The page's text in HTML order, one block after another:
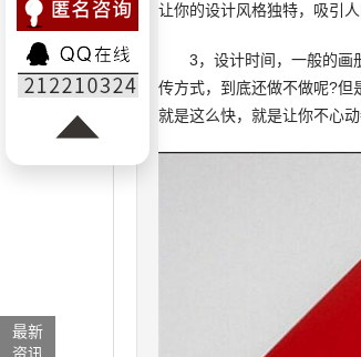
让你的设计风格独特，吸引
3，设计时间，一般的画册
传方式，到底还做不做呢?但
就是这么快，就是让你不心动
最新